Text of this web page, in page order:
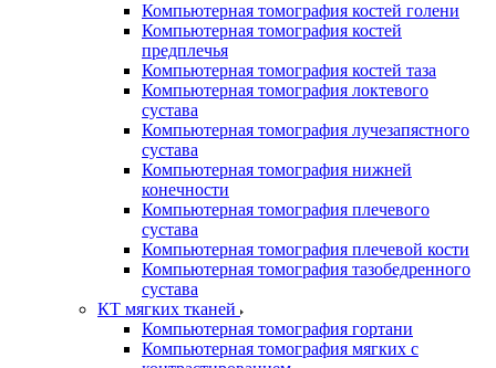
Компьютерная томография костей голени
Компьютерная томография костей
предплечья
Компьютерная томография костей таза
Компьютерная томография локтевого
сустава
Компьютерная томография лучезапястного
сустава
Компьютерная томография нижней
конечности
Компьютерная томография плечевого
сустава
Компьютерная томография плечевой кости
Компьютерная томография тазобедренного
сустава
КТ мягких тканей
Компьютерная томография гортани
Компьютерная томография мягких с